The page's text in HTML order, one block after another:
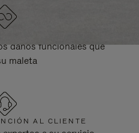
daños funcionales que
maleta
AL CLIENTE